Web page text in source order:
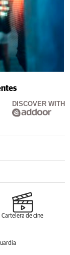
DISCOVER WITH
Cartelera de cine